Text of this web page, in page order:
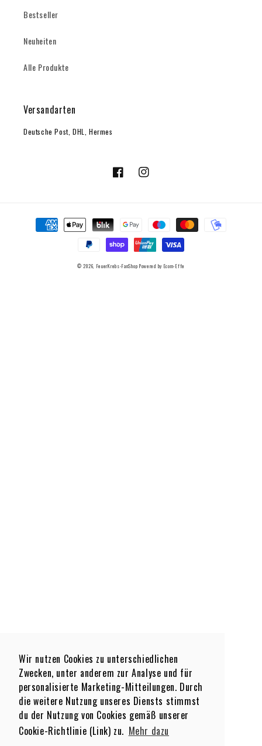
Wir nutzen Cookies zu unterschiedlichen
Zwecken, unter anderem zur Analyse und für
personalisierte Marketing-Mitteilungen. Durch
die weitere Nutzung unseres Diensts stimmst
du der Nutzung von Cookies gemäß unserer
Cookie-Richtlinie (Link) zu. Mehr dazu
Bestseller
Neuheiten
Alle Produkte
Versandarten
Deutsche Post, DHL, Hermes
FacebookInstagram
Zahlungsmethoden
© 2026, FeuerKrebs-FanShop Powered by Ecom-Effe